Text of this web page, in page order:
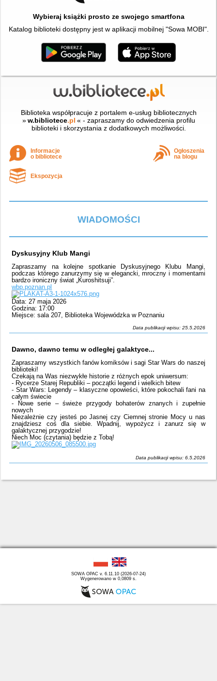
Wybieraj książki prosto ze swojego smartfona
Katalog biblioteki dostępny jest w aplikacji mobilnej "Sowa MOBI".
Biblioteka współpracuje z portalem e-usług bibliotecznych
» w.bibliotece.pl « - zapraszamy do odwiedzenia profilu
biblioteki i skorzystania z dodatkowych możliwości.
Informacje
o bibliotece
Ogłoszenia
na blogu
Ekspozycja
WIADOMOŚCI
Dyskusyjny Klub Mangi
Zapraszamy na kolejne spotkanie Dyskusyjnego Klubu Mangi,
podczas którego zanurzymy się w elegancki, mroczny i momentami
bardzo ironiczny świat „Kuroshitsuji”.
wbp.poznan.pl
Data: 27 maja 2026
Godzina: 17:00
Miejsce: sala 207, Biblioteka Wojewódzka w Poznaniu
Data publikacji wpisu: 25.5.2026
Dawno, dawno temu w odległej galaktyce...
Zapraszamy wszystkich fanów komiksów i sagi Star Wars do naszej
biblioteki!
Czekają na Was niezwykłe historie z różnych epok uniwersum:
- Rycerze Starej Republiki – początki legend i wielkich bitew
- Star Wars: Legendy – klasyczne opowieści, które pokochali fani na
całym świecie
- Nowe serie – świeże przygody bohaterów znanych i zupełnie
nowych
Niezależnie czy jesteś po Jasnej czy Ciemnej stronie Mocy u nas
znajdziesz coś dla siebie. Wpadnij, wypożycz i zanurz się w
galaktycznej przygodzie!
Niech Moc (czytania) będzie z Tobą!
Data publikacji wpisu: 6.5.2026
SOWA OPAC v. 6.11.10 (2026-07-24)
Wygenerowano w 0,0809 s.